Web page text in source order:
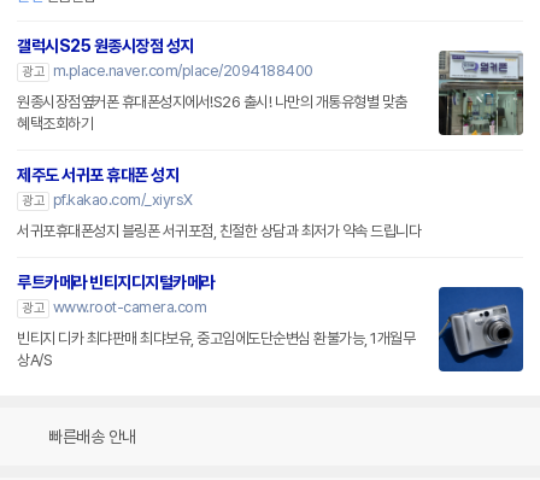
갤럭시S25 원종시장점 성지
광고
m.place.naver.com/place/2094188400
원종시장점옆커폰 휴대폰성지에서!S26 출시! 나만의 개통유형별 맞춤
혜택조회하기
제주도 서귀포 휴대폰 성지
광고
pf.kakao.com/_xiyrsX
서귀포휴대폰성지 블링폰 서귀포점, 친절한 상담과 최저가 약속 드립니다
루트카메라 빈티지디지털카메라
광고 www.root-camera.com
빈티지 디카 최댜판매 최댜보유, 중고임에도단순변심 환불가능, 1개월무
상A/S
빠른배송 안내